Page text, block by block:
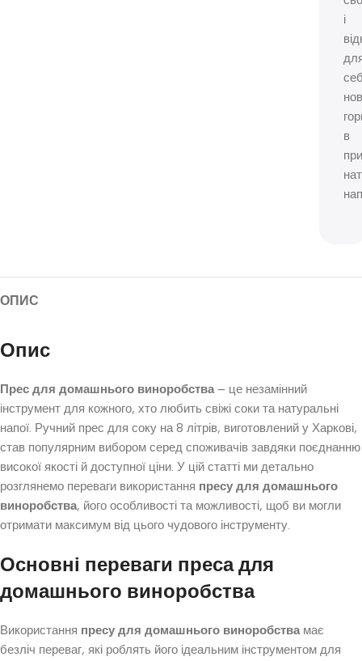
і
в
ОПИС
Опис
Прес для домашнього виноробства– це незамінний
інструмент для кожного, хто любить свіжі соки та натуральні
напої. Ручний прес для соку на 8 літрів, виготовлений у Харкові,
став популярним вибором серед споживачів завдяки поєднанню
високої якості й доступної ціни. У цій статті ми детально
розглянемо переваги використання пресу для домашнього
виноробства, його особливості та можливості, щоб ви могли
отримати максимум від цього чудового інструменту.
Основні переваги преса для
домашнього виноробства
Використання пресу для домашнього виноробствамає
безліч переваг, які роблять його ідеальним інструментом для